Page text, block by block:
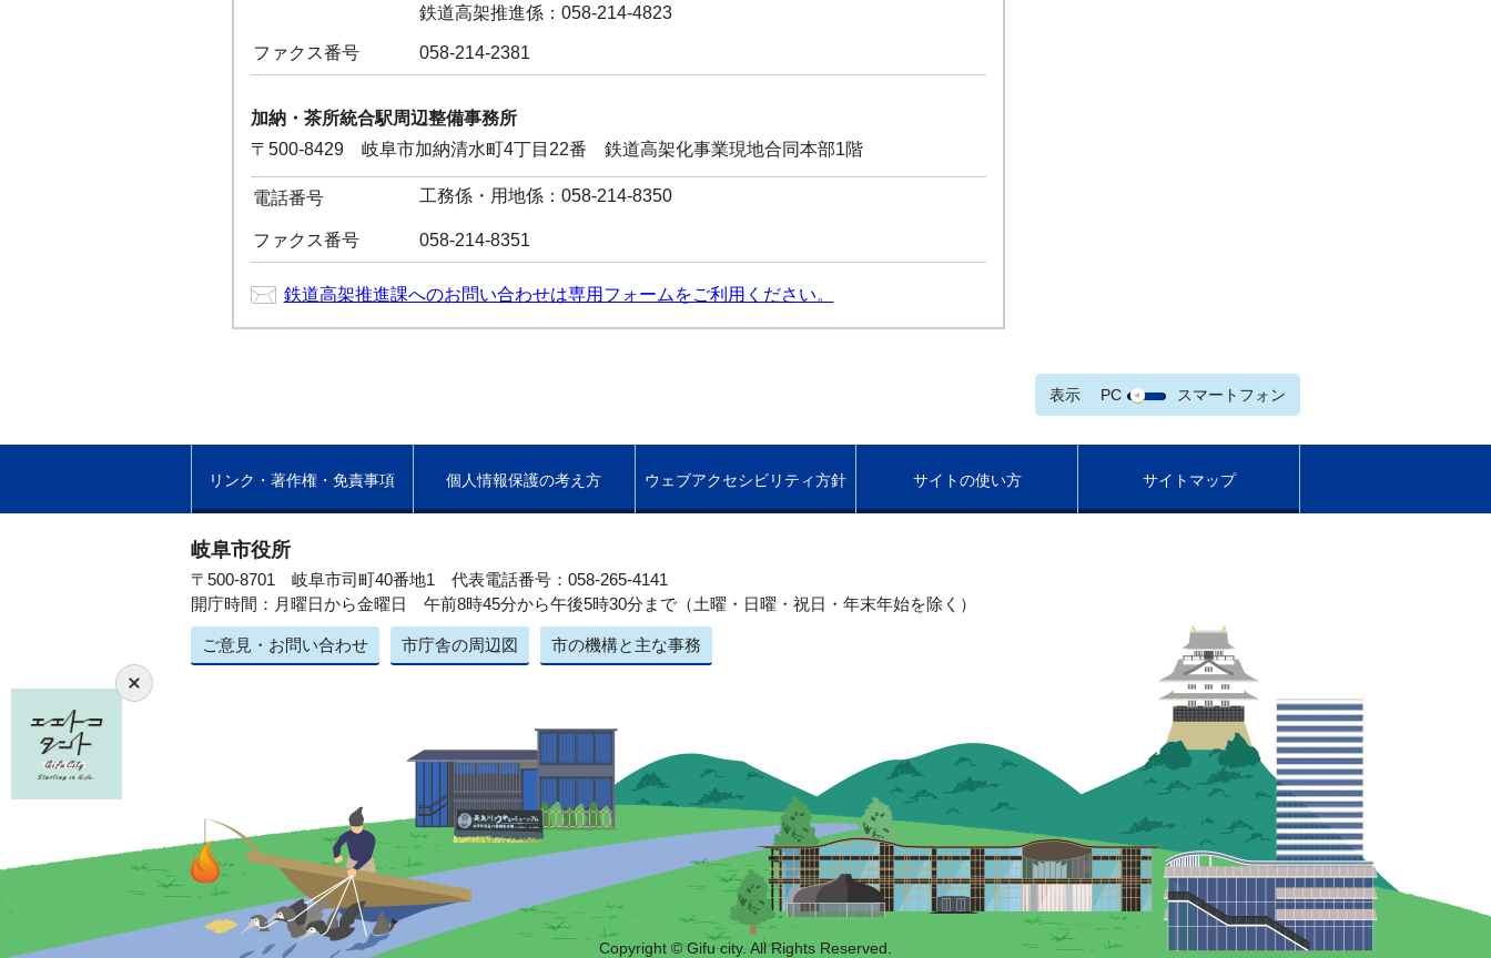
鉄道高架推進係：058-214-4823
ファクス番号 058-214-2381
加納・茶所統合駅周辺整備事務所
〒500-8429 岐阜市加納清水町4丁目22番 鉄道高架化事業現地合同本部1階
電話番号 工務係・用地係：058-214-8350
ファクス番号 058-214-8351
鉄道高架推進課へのお問い合わせは専用フォームをご利用ください。
表示 PC スマートフォン
リンク・著作権・免責事項 個人情報保護の考え方 ウェブアクセシビリティ方針 サイトの使い方 サイトマップ
岐阜市役所
〒500-8701 岐阜市司町40番地1 代表電話番号：058-265-4141
開庁時間：月曜日から金曜日 午前8時45分から午後5時30分まで（土曜・日曜・祝日・年末年始を除く）
ご意見・お問い合わせ 市庁舎の周辺図 市の機構と主な事務
Copyright © Gifu city. All Rights Reserved.